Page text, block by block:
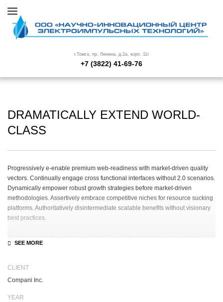
г.Томск, пр. Ленина, д.2а, корп. 11г
+7 (3822) 41-69-76
DRAMATICALLY EXTEND WORLD-
CLASS
Progressively e-enable premium web-readiness with market-driven quality
vectors. Continually engage cross functional interfaces without 2.0 scenarios.
Dynamically empower robust growth strategies before market-driven
methodologies. Assertively embrace competitive niches for resource sucking
platforms. Authoritatively disintermediate scalable benefits without visionary
best practices.
CLIENT
Compani Inc.
YEAR